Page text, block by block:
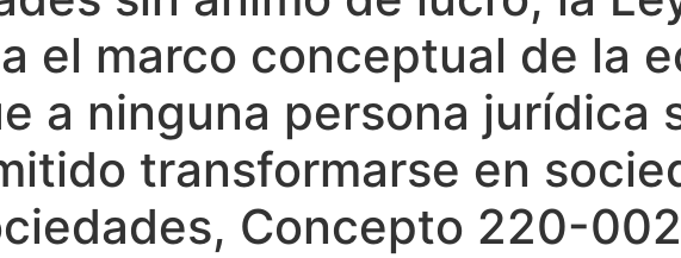
el marco conceptual de la
a ninguna persona jurídica
transformarse en
Concepto 220-